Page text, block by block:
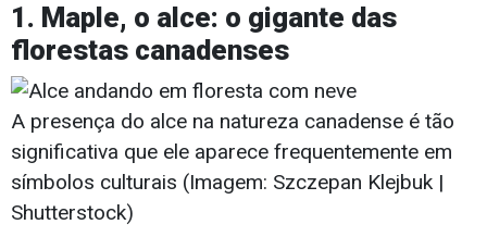
1. Maple, o alce: o gigante das
florestas canadenses
A presença do alce na natureza canadense é tão
significativa que ele aparece frequentemente em
símbolos culturais (Imagem: Szczepan Klejbuk |
Shutterstock)